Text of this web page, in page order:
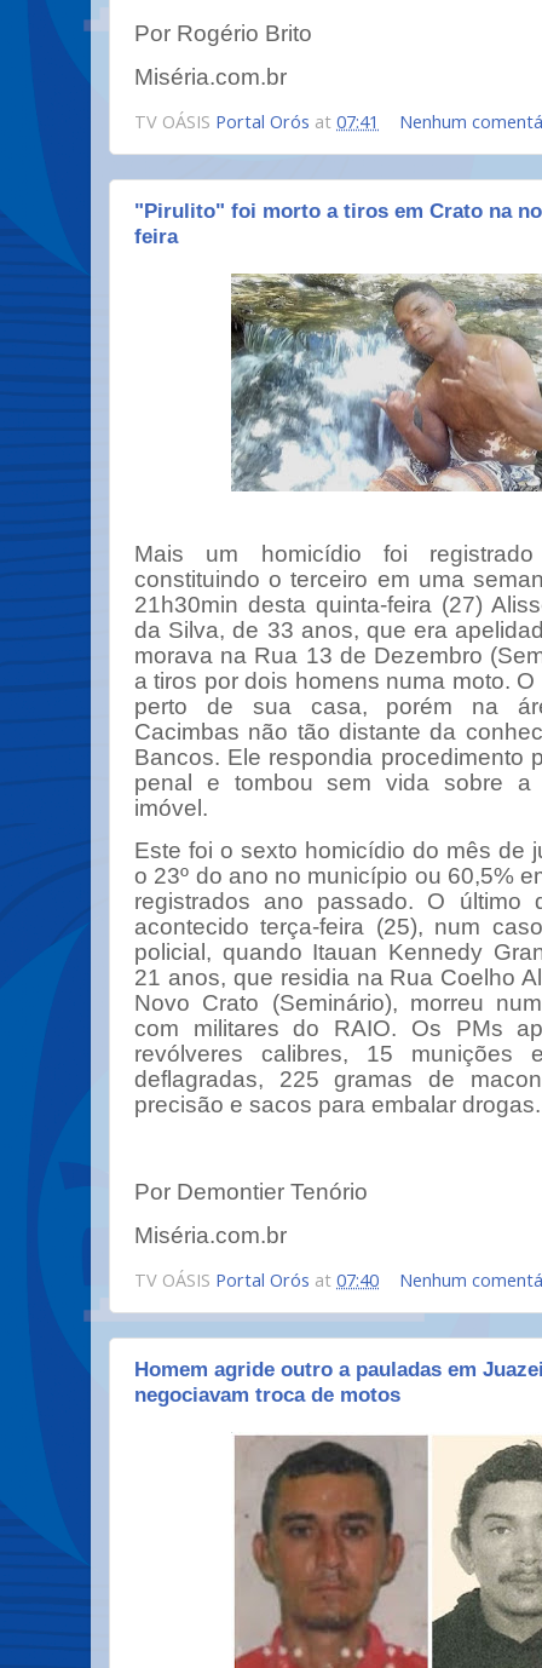
Por Rogério Brito
Miséria.com.br
TV OÁSIS Portal Orós at 07:41 Nenhum
"Pirulito" foi morto a tiros em Crato na
feira
Mais um homicídio foi
constituindo o terceiro em uma
21h30min desta quinta-feira (27)
da Silva, de 33 anos, que era
morava na Rua 13 de Dezembro
a tiros por dois homens numa moto.
perto de sua casa, porém na
Cacimbas não tão distante da
Bancos. Ele respondia procedimento
penal e tombou sem vida sobre a
imóvel.
Este foi o sexto homicídio do mês de
o 23º do ano no município ou 60,5%
registrados ano passado. O último
acontecido terça-feira (25), num
policial, quando Itauan Kennedy
21 anos, que residia na Rua Coelho
Novo Crato (Seminário), morreu
com militares do RAIO. Os PMs
revólveres calibres, 15 munições
deflagradas, 225 gramas de
precisão e sacos para embalar drogas.
Por Demontier Tenório
Miséria.com.br
TV OÁSIS Portal Orós at 07:40 Nenhum
Homem agride outro a pauladas em
negociavam troca de motos